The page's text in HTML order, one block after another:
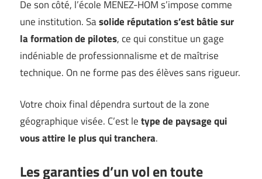
De son côté, l’école MENEZ-HOM s’impose comme
une institution. Sasolide réputation s’est bâtie sur
la formation de pilotes, ce qui constitue un gage
indéniable de professionnalisme et de maîtrise
technique. On ne forme pas des élèves sans rigueur.
Votre choix final dépendra surtout de la zone
géographique visée. C’est letype de paysage qui
vous attire le plus qui tranchera.
Les garanties d’un vol en toute